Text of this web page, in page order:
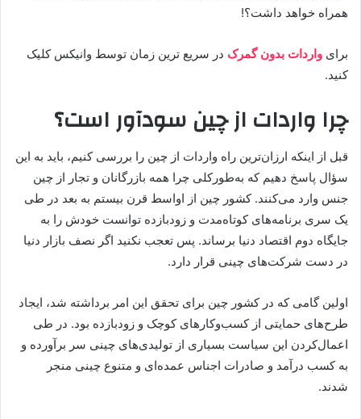
همراه خواهد داشت؟!
برای واردات بدون گمرک در سریع ترین زمان توسط وانیکس کلیک
کنید.
چرا واردات از چین سودآور است؟
قبل از اینکه ارزان‌ترین راه واردات از چین را بررسی کنیم، باید به این
سؤال پاسخ دهیم که به‌طورکلی چرا همه بازرگانان و تجار از چین
جنس وارد می‌کنند. کشور چین از اواسط قرن بیستم به بعد در طی
یک سری برنامه‌های کوتاه‌مدت و زودبازده توانست خودش را به
جایگاه دوم اقتصاد دنیا برساند. پس تعجب نکنید اگر نصف بازار دنیا
در دست شرکت‌های چینی قرار دارد.
اولین گامی که در کشور چین برای تحقق این امر برداشته شد، ایجاد
طرح‌های حمایتی از کسب‌و‍‌کارهای کوچک و زودبازده بود. در طی
اعمال‌کردن این سیاست بسیاری از تولیدی‌های چینی سر برآورده و
به کسب درآمد و صادرات اجناس عمده‌ای و متنوع چینی منجر
شدند.